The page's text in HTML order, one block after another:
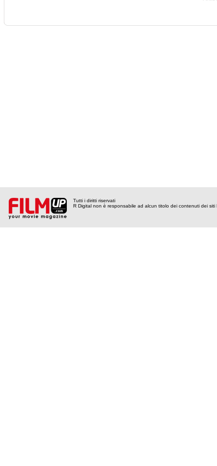
Tutti i diritti riservati
R Digital non è responsabile ad alcun titolo dei contenuti dei siti